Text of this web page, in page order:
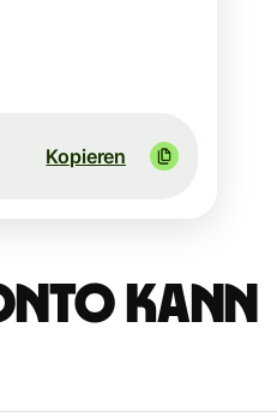
Kopieren
kann